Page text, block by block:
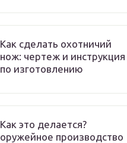
Как сделать охотничий
нож: чертеж и инструкция
по изготовлению
Как это делается?
оружейное производство